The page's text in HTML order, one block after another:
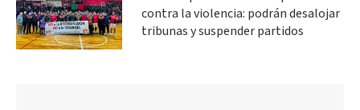
contra la violencia: podrán desalojar
tribunas y suspender partidos